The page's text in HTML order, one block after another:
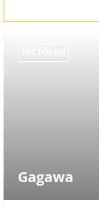
Gagawa